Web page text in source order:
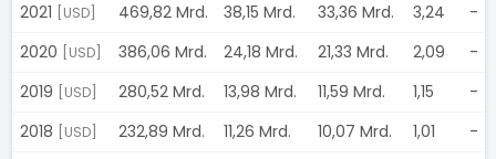
2021
[USD] 469,82 Mrd. 38,15 Mrd. 33,36 Mrd. 3,24
-
2020
[USD] 386,06 Mrd. 24,18 Mrd. 21,33 Mrd. 2,09
-
2019
[USD] 280,52 Mrd. 13,98 Mrd. 11,59 Mrd. 1,15
-
2018
[USD] 232,89 Mrd. 11,26 Mrd. 10,07 Mrd. 1,01
-